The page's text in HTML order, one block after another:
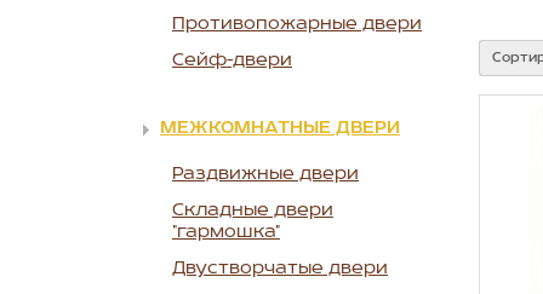
Противопожарные двери
Сейф-двери
МЕЖКОМНАТНЫЕ ДВЕРИ
Раздвижные двери
Складные двери
"гармошка"
Двустворчатые двери